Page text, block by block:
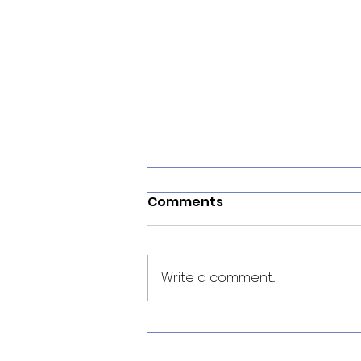
Augmented Reality
Comments
Write a comment...